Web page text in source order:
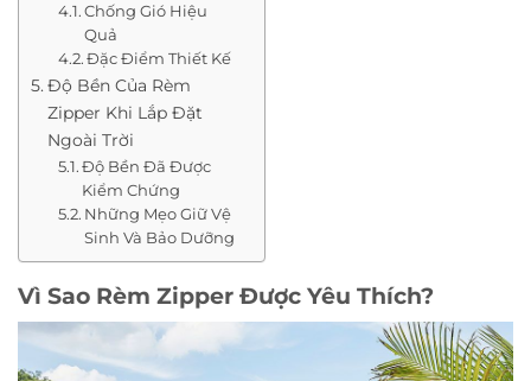
Chống Gió Hiệu
Quả
Đặc Điểm Thiết Kế
Độ Bền Của Rèm
Zipper Khi Lắp Đặt
Ngoài Trời
Độ Bền Đã Được
Kiểm Chứng
Những Mẹo Giữ Vệ
Sinh Và Bảo Dưỡng
Vì Sao Rèm Zipper Được Yêu Thích?